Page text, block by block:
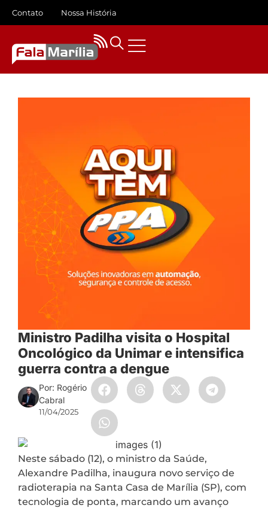
Contato Nossa História
Ministro Padilha visita o Hospital
Oncológico da Unimar e intensifica
guerra contra a dengue
Por: Rogério
Cabral
11/04/2025
Neste sábado (12), o ministro da Saúde,
Alexandre Padilha, inaugura novo serviço de
radioterapia na Santa Casa de Marília (SP), com
tecnologia de ponta, marcando um avanço